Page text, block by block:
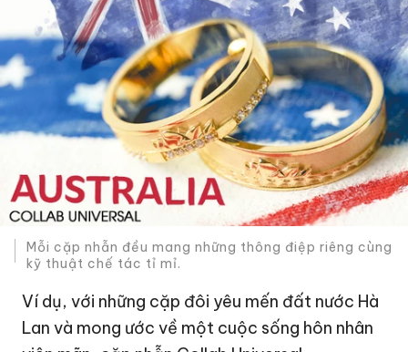
Mỗi cặp nhẫn đều mang những thông điệp riêng cùng
kỹ thuật chế tác tỉ mỉ.
Ví dụ, với những cặp đôi yêu mến đất nước Hà
Lan và mong ước về một cuộc sống hôn nhân